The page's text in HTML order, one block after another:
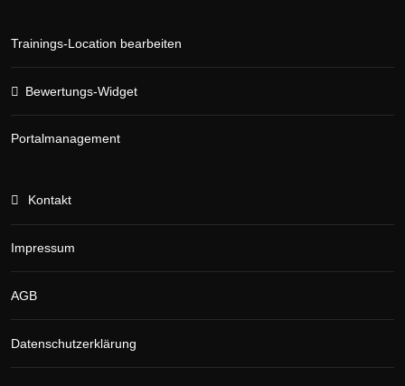
Trainings-Location bearbeiten
Bewertungs-Widget
Portalmanagement
Kontakt
Impressum
AGB
Datenschutzerklärung